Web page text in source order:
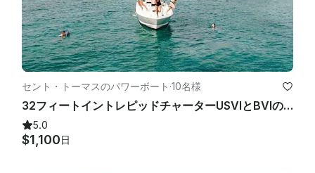
セント・トーマスのパワーボート ·10名様
32フィートイントレピッドチャーターUSVIとBVIの日帰り旅行！
5.0
$1,100日